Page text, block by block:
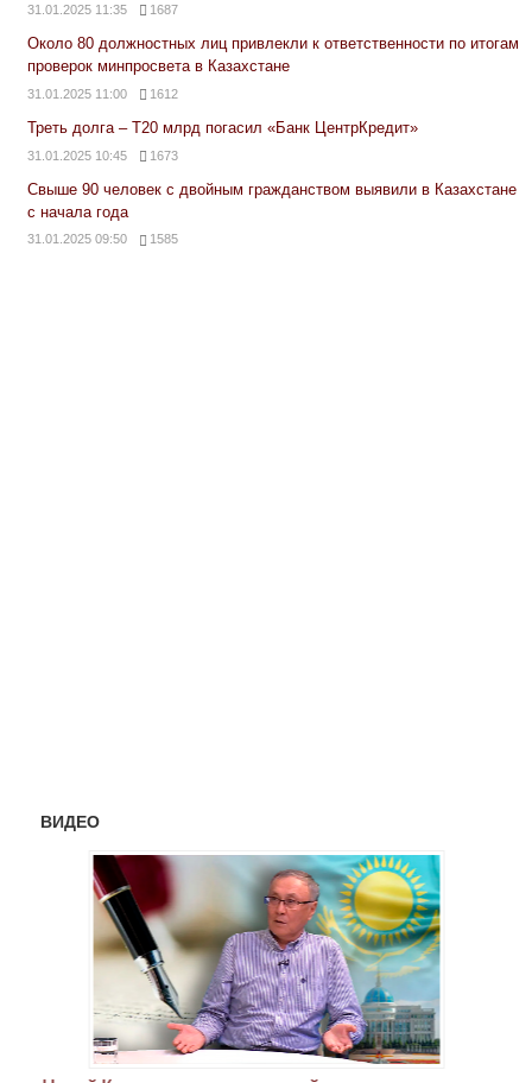
31.01.2025 11:35 1687
Около 80 должностных лиц привлекли к ответственности по итогам
проверок минпросвета в Казахстане
31.01.2025 11:00 1612
Треть долга – Т20 млрд погасил «Банк ЦентрКредит»
31.01.2025 10:45 1673
Свыше 90 человек с двойным гражданством выявили в Казахстане
с начала года
31.01.2025 09:50 1585
ВИДЕО